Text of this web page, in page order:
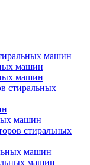
машин
машин
машин
стиральных
машин
стиральных
машин
машин